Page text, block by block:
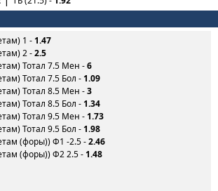
1 - 1.47
2 -2.5
Тотал 7.5 Мен -6
Тотал 7.5 Бол - 1.09
Тотал 8.5 Мен -3
Тотал 8.5 Бол - 1.34
Тотал 9.5 Мен - 1.73
Тотал 9.5 Бол - 1.98
(форы)) Ф1 -2.5 -2.46
(форы)) Ф2 2.5 - 1.48